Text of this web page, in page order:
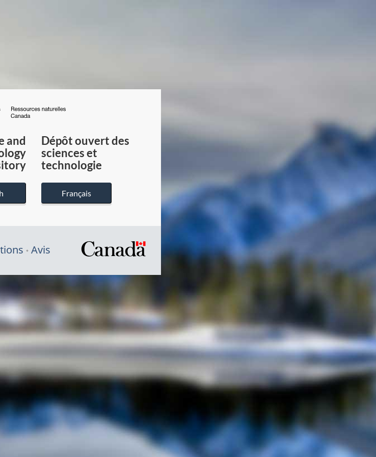
du
Canada
and
Dépôt ouvert des
sciences et
technologie
Français
Avis
/
gouvernement
du
Canada